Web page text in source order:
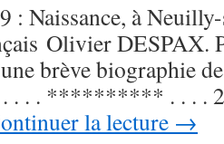
: Naissance, à
Olivier DESPAX.
brève biographie
. . . ********** . . . .
la lecture →